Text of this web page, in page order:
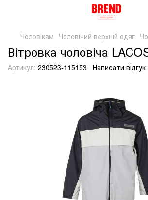
Чоловікам Чоловічий верхній одяг
Вітровка чоловіча
Артикул: 230523-115153 Написати відгук